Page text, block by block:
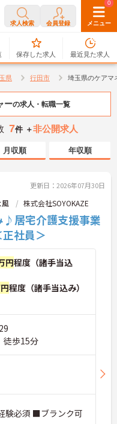
求人検索 会員登録 メニュー
0
保存した求人
0
最近見た求人
県 行田市 埼玉県のケアマ
ーの求人・転職一覧
7件 ＋非公開求人
月収順 年収順
更新日：2026年07月30日
株式会社SOYOKAZE
♪居宅介護支援事業
社員＞
円程度（諸手当込
程度（諸手当込み）
徒歩15分
必須 ■ブランク可